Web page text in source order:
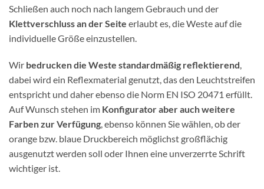
Schließen auch noch nach langem Gebrauch und der
Klettverschluss an der Seite erlaubt es, die Weste auf die
individuelle Größe einzustellen.
Wir bedrucken die Weste standardmäßig reflektierend,
dabei wird ein Reflexmaterial genutzt, das den Leuchtstreifen
entspricht und daher ebenso die Norm EN ISO 20471 erfüllt.
Auf Wunsch stehen im Konfigurator aber auch weitere
Farben zur Verfügung, ebenso können Sie wählen, ob der
orange bzw. blaue Druckbereich möglichst großflächig
ausgenutzt werden soll oder Ihnen eine unverzerrte Schrift
wichtiger ist.